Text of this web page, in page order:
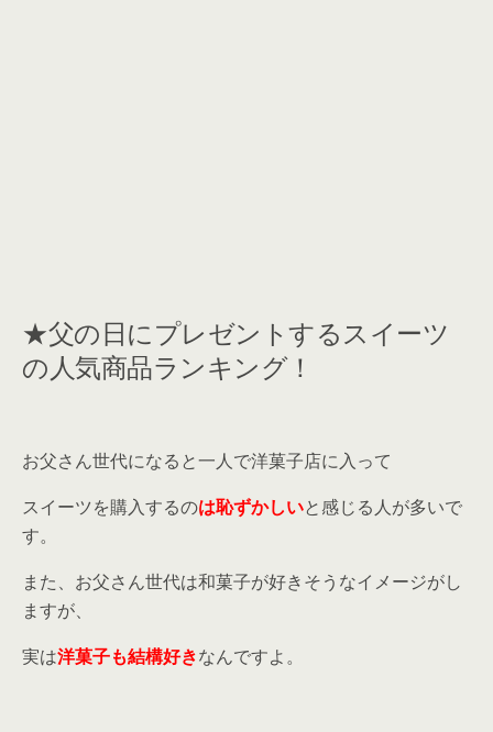
★父の日にプレゼントするスイーツ
の人気商品ランキング！
お父さん世代になると一人で洋菓子店に入って
スイーツを購入するのは恥ずかしいと感じる人が多いで
す。
また、お父さん世代は和菓子が好きそうなイメージがし
ますが、
実は洋菓子も結構好きなんですよ。